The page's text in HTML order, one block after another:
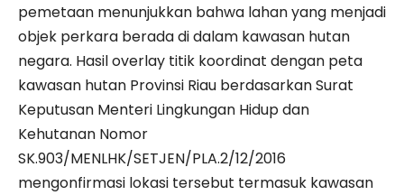
pemetaan menunjukkan bahwa lahan yang menjadi
objek perkara berada di dalam kawasan hutan
negara. Hasil overlay titik koordinat dengan peta
kawasan hutan Provinsi Riau berdasarkan Surat
Keputusan Menteri Lingkungan Hidup dan
Kehutanan Nomor
SK.903/MENLHK/SETJEN/PLA.2/12/2016
mengonfirmasi lokasi tersebut termasuk kawasan